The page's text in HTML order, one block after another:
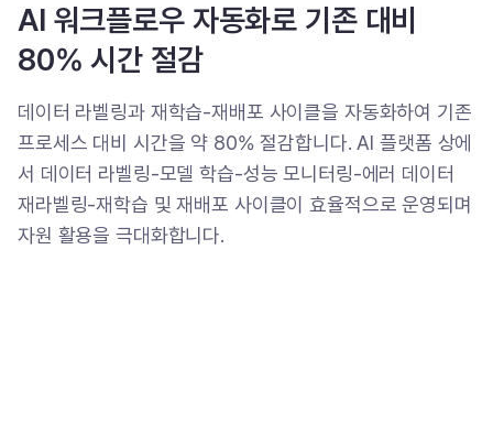
AI 워크플로우 자동화로 기존 대비
80% 시간 절감
데이터 라벨링과 재학습-재배포 사이클을 자동화하여 기존
프로세스 대비 시간을 약 80% 절감합니다. AI 플랫폼 상에
서 데이터 라벨링-모델 학습-성능 모니터링-에러 데이터
재라벨링-재학습 및 재배포 사이클이 효율적으로 운영되며
자원 활용을 극대화합니다.